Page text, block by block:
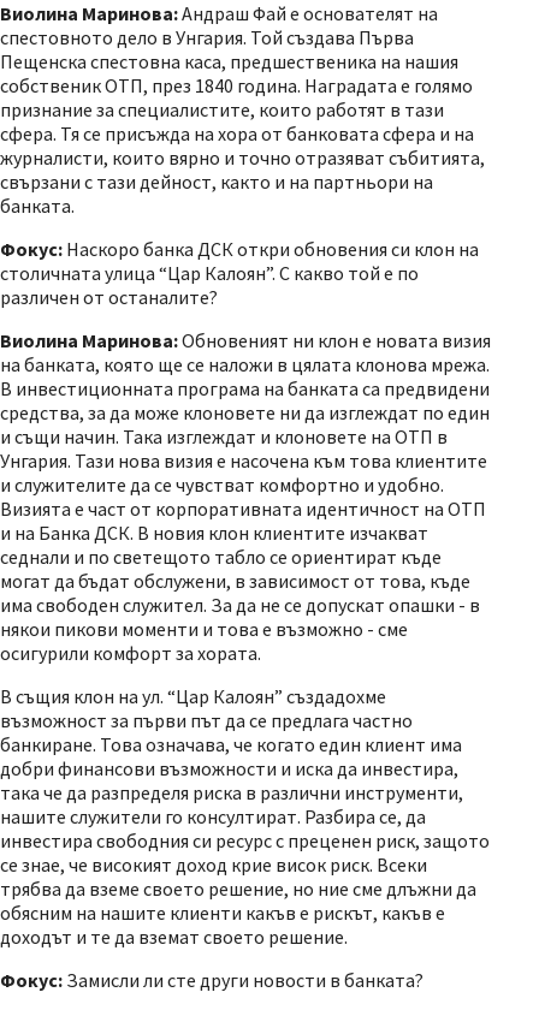
Виолина Маринова:Андраш Фай е основателят на
спестовното дело в Унгария. Той създава Първа
Пещенска спестовна каса, предшественика на нашия
собственик ОТП, през 1840 година. Наградата е голямо
признание за специалистите, които работят в тази
сфера. Тя се присъжда на хора от банковата сфера и на
журналисти, които вярно и точно отразяват събитията,
свързани с тази дейност, както и на партньори на
банката.
Фокус: Наскоро банка ДСК откри обновения си клон на
столичната улица “Цар Калоян”. С какво той е по
различен от останалите?
Виолина Маринова:Обновеният ни клон е новата визия
на банката, която ще се наложи в цялата клонова мрежа.
В инвестиционната програма на банката са предвидени
средства, за да може клоновете ни да изглеждат по един
и същи начин. Така изглеждат и клоновете на ОТП в
Унгария. Тази нова визия е насочена към това клиентите
и служителите да се чувстват комфортно и удобно.
Визията е част от корпоративната идентичност на ОТП
и на Банка ДСК. В новия клон клиентите изчакват
седнали и по светещото табло се ориентират къде
могат да бъдат обслужени, в зависимост от това, къде
има свободен служител. За да не се допускат опашки - в
някои пикови моменти и това е възможно - сме
осигурили комфорт за хората.
В същия клон на ул. “Цар Калоян” създадохме
възможност за първи път да се предлага частно
банкиране. Това означава, че когато един клиент има
добри финансови възможности и иска да инвестира,
така че да разпределя риска в различни инструменти,
нашите служители го консултират. Разбира се, да
инвестира свободния си ресурс с преценен риск, защото
се знае, че високият доход крие висок риск. Всеки
трябва да вземе своето решение, но ние сме длъжни да
обясним на нашите клиенти какъв е рискът, какъв е
доходът и те да вземат своето решение.
Фокус: Замисли ли сте други новости в банката?